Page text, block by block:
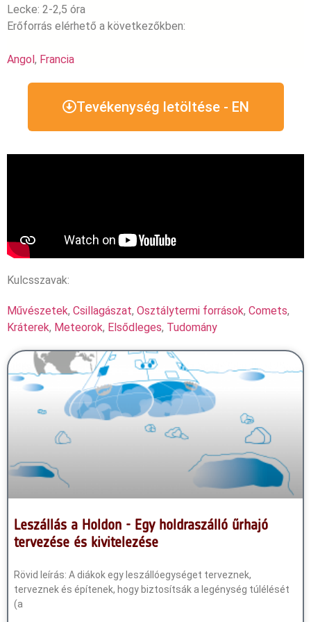
Lecke: 2-2,5 óra
Erőforrás elérhető a következőkben:
Angol, Francia
Tevékenység letöltése - EN
Kulcsszavak:
Művészetek, Csillagászat, Osztálytermi források, Comets,
Kráterek, Meteorok, Elsődleges, Tudomány
Leszállás a Holdon - Egy holdraszálló űrhajó
tervezése és kivitelezése
Rövid leírás: A diákok egy leszállóegységet terveznek,
terveznek és építenek, hogy biztosítsák a legénység túlélését
(a